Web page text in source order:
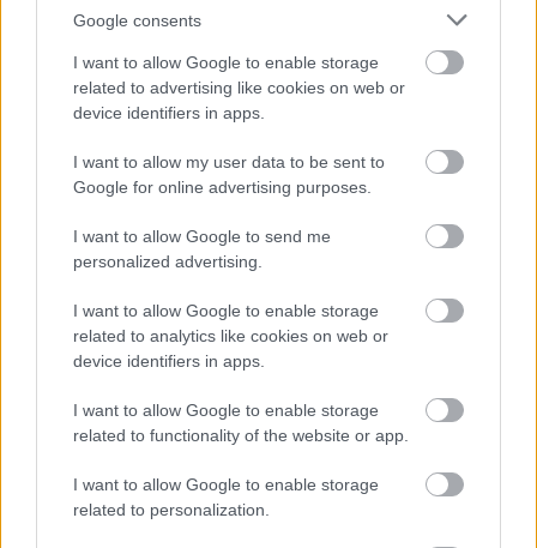
Google consents
I want to allow Google to enable storage
related to advertising like cookies on web or
device identifiers in apps.
I want to allow my user data to be sent to
Google for online advertising purposes.
I want to allow Google to send me
personalized advertising.
I want to allow Google to enable storage
related to analytics like cookies on web or
device identifiers in apps.
I want to allow Google to enable storage
related to functionality of the website or app.
I want to allow Google to enable storage
related to personalization.